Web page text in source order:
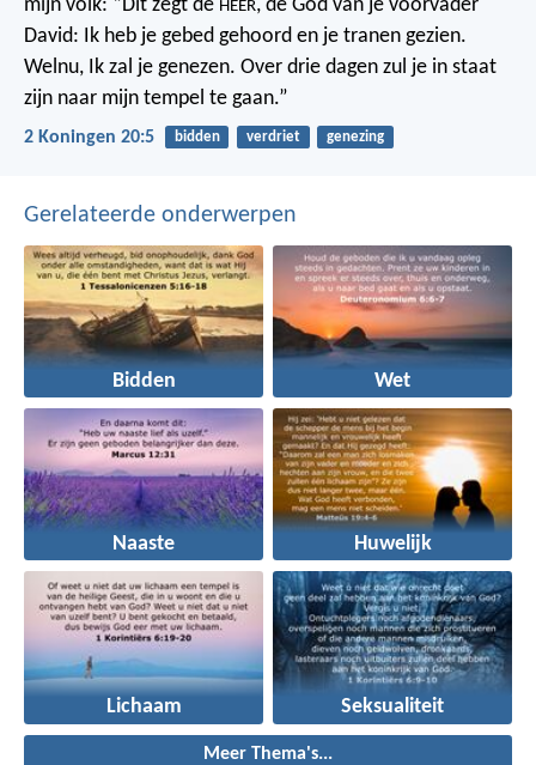
mijn volk: “Dit zegt de HEER, de God van je voorvader
David: Ik heb je gebed gehoord en je tranen gezien.
Welnu, Ik zal je genezen. Over drie dagen zul je in staat
zijn naar mijn tempel te gaan.”
2 Koningen 20:5 bidden verdriet genezing
Gerelateerde onderwerpen
Bidden Wet
Naaste Huwelijk
Lichaam Seksualiteit
Meer Thema's...